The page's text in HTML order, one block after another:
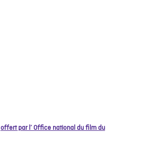
offert par l’ Office national du film du